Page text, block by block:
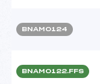
BNAM0124
BNAM0122.FFS